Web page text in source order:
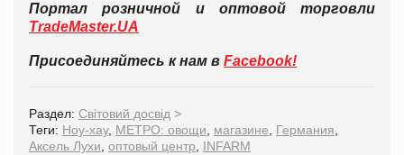
Портал розничной и оптовой торговли
TradeMaster.UA
Присоединяйтесь к нам в Facebook!
Раздел: Світовий досвід >
Теги: Ноу-хау, МЕТРО: овощи, магазине, Германия,
Аксель Лухи, оптовый центр, INFARM